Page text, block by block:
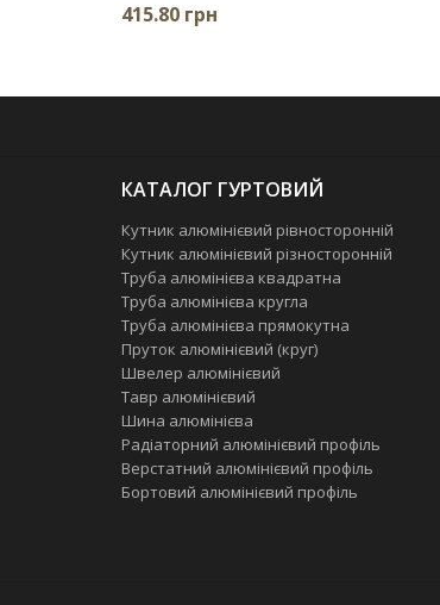
415.80 грн
КАТАЛОГ ГУРТОВИЙ
Кутник алюмінієвий рівносторонній
Кутник алюмінієвий різносторонній
Труба алюмінієва квадратна
Труба алюмінієва кругла
Труба алюмінієва прямокутна
Пруток алюмінієвий (круг)
Швелер алюмінієвий
Тавр алюмінієвий
Шина алюмінієва
Радіаторний алюмінієвий профіль
Верстатний алюмінієвий профіль
Бортовий алюмінієвий профіль